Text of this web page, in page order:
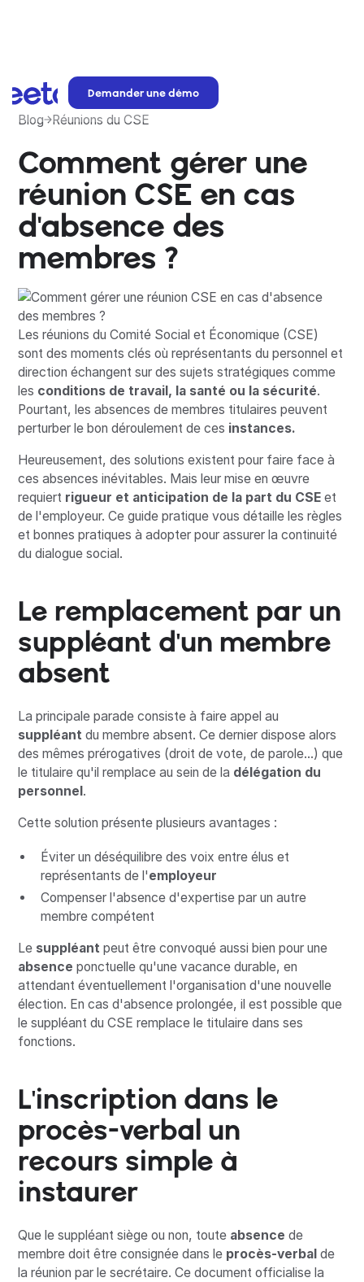
Demander une démo
Blog Réunions du CSE
Comment gérer une
réunion CSE en cas
d'absence des
membres ?
Les réunions du Comité Social et Économique (CSE)
sont des moments clés où représentants du personnel et
direction échangent sur des sujets stratégiques comme
les conditions de travail, la santé ou la sécurité.
Pourtant, les absences de membres titulaires peuvent
perturber le bon déroulement de ces instances.
Heureusement, des solutions existent pour faire face à
ces absences inévitables. Mais leur mise en œuvre
requiert rigueur et anticipation de la part du CSE et
de l'employeur. Ce guide pratique vous détaille les règles
et bonnes pratiques à adopter pour assurer la continuité
du dialogue social.
Le remplacement par un
suppléant d'un membre
absent
La principale parade consiste à faire appel au
suppléant du membre absent. Ce dernier dispose alors
des mêmes prérogatives (droit de vote, de parole...) que
le titulaire qu'il remplace au sein de la délégation du
personnel.
Cette solution présente plusieurs avantages :
Éviter un déséquilibre des voix entre élus et
représentants de l'employeur
Compenser l'absence d'expertise par un autre
membre compétent
Le suppléant peut être convoqué aussi bien pour une
absence ponctuelle qu'une vacance durable, en
attendant éventuellement l'organisation d'une nouvelle
élection. En cas d'absence prolongée, il est possible que
le suppléant du CSE remplace le titulaire dans ses
fonctions.
L'inscription dans le
procès-verbal un
recours simple à
instaurer
Que le suppléant siège ou non, toute absence de
membre doit être consignée dans le procès-verbal de
la réunion par le secrétaire. Ce document officialise la